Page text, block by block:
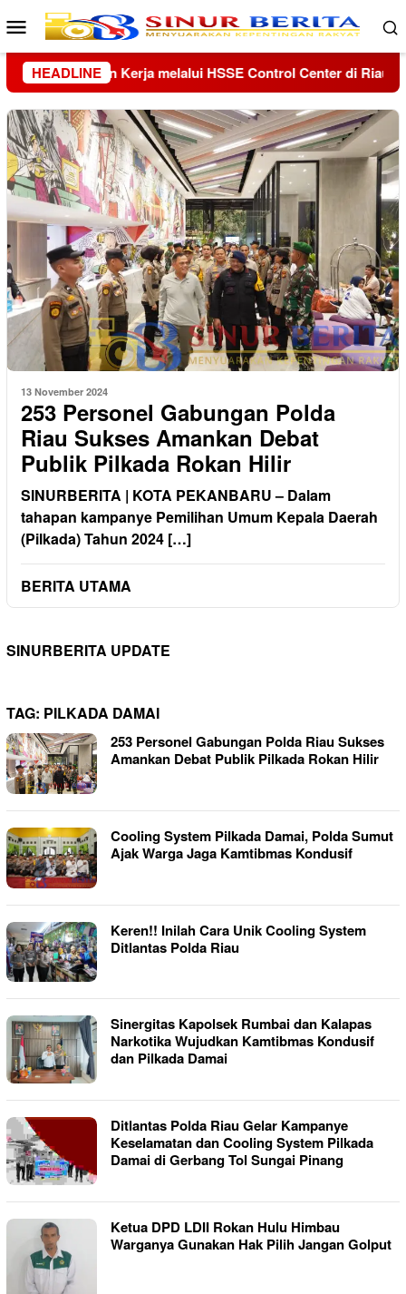
Loncat
ke
konten
Menu
Mobile
HEADLINE
di Riau dan Kepri Kolaborasi Lanud Sjamsudin
13 November 2024
253 Personel Gabungan Polda
Riau Sukses Amankan Debat
Publik Pilkada Rokan Hilir
SINURBERITA | KOTA PEKANBARU – Dalam
tahapan kampanye Pemilihan Umum Kepala Daerah
(Pilkada) Tahun 2024 […]
BERITA UTAMA
SINURBERITA UPDATE
TAG: PILKADA DAMAI
253 Personel Gabungan Polda Riau Sukses
Amankan Debat Publik Pilkada Rokan Hilir
Cooling System Pilkada Damai, Polda Sumut
Ajak Warga Jaga Kamtibmas Kondusif
Keren!! Inilah Cara Unik Cooling System
Ditlantas Polda Riau
Sinergitas Kapolsek Rumbai dan Kalapas
Narkotika Wujudkan Kamtibmas Kondusif
dan Pilkada Damai
Ditlantas Polda Riau Gelar Kampanye
Keselamatan dan Cooling System Pilkada
Damai di Gerbang Tol Sungai Pinang
Ketua DPD LDII Rokan Hulu Himbau
Warganya Gunakan Hak Pilih Jangan Golput